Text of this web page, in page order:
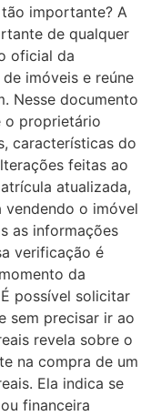
importante? A
de qualquer
oficial da
imóveis e reúne
Nesse documento
o proprietário
características do
feitas ao
atualizada,
vendendo o imóvel
as informações
verificação é
da
possível solicitar
sem precisar ir ao
revela sobre o
na compra de um
Ela indica se
financeira